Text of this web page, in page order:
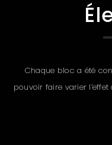
Chaque bloc a été
pouvoir faire varier